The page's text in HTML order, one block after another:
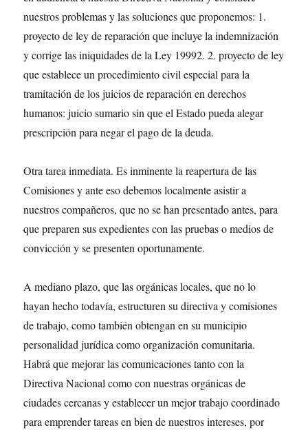
nuestros problemas y las soluciones que proponemos: 1.
proyecto de ley de reparación que incluye la indemnización
y corrige las iniquidades de la Ley 19992. 2. proyecto de ley
que establece un procedimiento civil especial para la
tramitación de los juicios de reparación en derechos
humanos: juicio sumario sin que el Estado pueda alegar
prescripción para negar el pago de la deuda.
Otra tarea inmediata. Es inminente la reapertura de las
Comisiones y ante eso debemos localmente asistir a
nuestros compañeros, que no se han presentado antes, para
que preparen sus expedientes con las pruebas o medios de
convicción y se presenten oportunamente.
A mediano plazo, que las orgánicas locales, que no lo
hayan hecho todavía, estructuren su directiva y comisiones
de trabajo, como también obtengan en su municipio
personalidad jurídica como organización comunitaria.
Habrá que mejorar las comunicaciones tanto con la
Directiva Nacional como con nuestras orgánicas de
ciudades cercanas y establecer un mejor trabajo coordinado
para emprender tareas en bien de nuestros intereses, por